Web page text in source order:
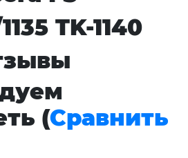
TK-1140
(Сравнить